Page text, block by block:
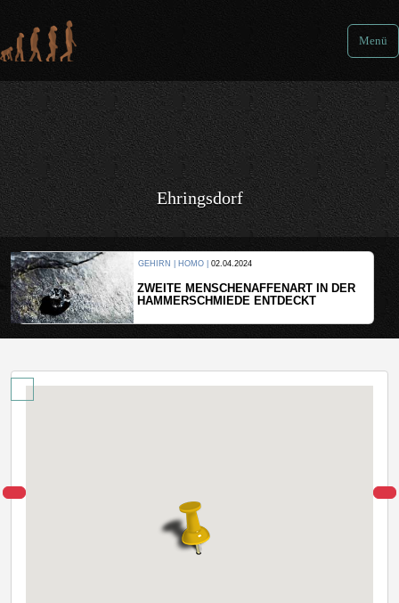
Menü
Ehringsdorf
GEHIRN | HOMO |02.04.2024
ZWEITE MENSCHENAFFENART IN DER
HAMMERSCHMIEDE ENTDECKT